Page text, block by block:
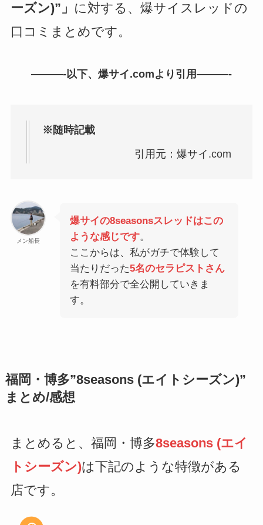
ーズン)”」 に対する、爆サイスレッドの
口コミまとめです。
———-以下、爆サイ.comより引用———-
※随時記載
引用元：爆サイ.com
メン船長
爆サイの8seasonsスレッドはこの
ような感じです。
ここからは、私がガチで体験して
当たりだった5名のセラピストさん
を有料部分で全公開していきま
す。
福岡・博多”8seasons (エイトシーズン)”
まとめ/感想
まとめると、福岡・博多8seasons (エイ
トシーズン)は下記のような特徴がある
店です。